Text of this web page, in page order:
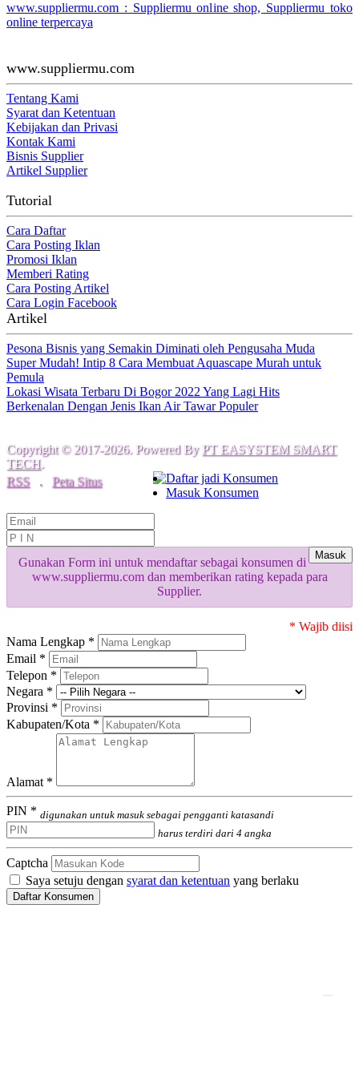
www.suppliermu.com : Suppliermu online shop, Suppliermu toko
online terpercaya
www.suppliermu.com
Tentang Kami
Syarat dan Ketentuan
Kebijakan dan Privasi
Kontak Kami
Bisnis Supplier
Artikel Supplier
Tutorial
Cara Daftar
Cara Posting Iklan
Promosi Iklan
Memberi Rating
Cara Posting Artikel
Cara Login Facebook
Artikel
Pesona Bisnis yang Semakin Diminati oleh Pengusaha Muda
Super Mudah! Intip 8 Cara Membuat Aquascape Murah untuk
Pemula
Lokasi Wisata Terbaru Di Bogor 2022 Yang Lagi Hits
Berkenalan Dengan Jenis Ikan Air Tawar Populer
Copyright © 2017-2026. Powered By PT EASYSTEM SMART
TECH.
RSS
. Peta Situs
Daftar jadi Konsumen
Masuk Konsumen
Masuk
Gunakan Form ini untuk mendaftar sebagai konsumen di
www.suppliermu.com dan memberikan rating kepada para
Supplier.
* Wajib diisi
Nama Lengkap *
Email *
Telepon *
Negara *
Provinsi *
Kabupaten/Kota *
Alamat *
PIN * digunakan untuk masuk sebagai pengganti katasandi
harus terdiri dari 4 angka
Captcha
Saya setuju dengan syarat dan ketentuan yang berlaku
Daftar Konsumen